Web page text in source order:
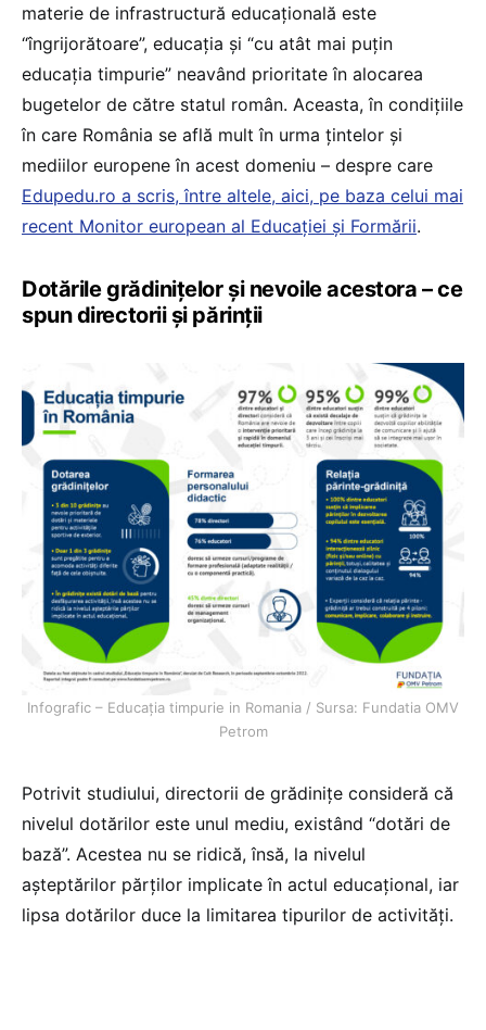
materie de infrastructură educațională este
“îngrijorătoare”, educația și “cu atât mai puțin
educația timpurie” neavând prioritate în alocarea
bugetelor de către statul român. Aceasta, în condițiile
în care România se află mult în urma țintelor și
mediilor europene în acest domeniu – despre care
Edupedu.ro a scris, între altele, aici, pe baza celui mai
recent Monitor european al Educației și Formării.
Dotările grădinițelor și nevoile acestora – ce
spun directorii și părinții
Infografic – Educația timpurie in Romania / Sursa: Fundatia OMV
Petrom
Potrivit studiului, directorii de grădinițe consideră că
nivelul dotărilor este unul mediu, existând “dotări de
bază”. Acestea nu se ridică, însă, la nivelul
așteptărilor părților implicate în actul educațional, iar
lipsa dotărilor duce la limitarea tipurilor de activități.